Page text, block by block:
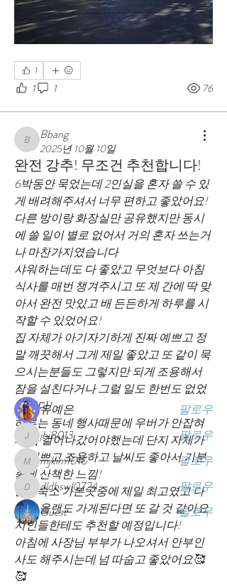
1
1 1 76
Bbang
Bbang
2025년 10월 10일
완전 강추! 무조건 추천합니다!
6박동안 묵었는데 2인실을 혼자 쓸 수 있
게 배려해주셔서 너무 편하고 좋았어요!
다른 방이랑 화장실만 공유했지만 동시
에 쓸 일이 별로 없어서 거의 혼자 쓰는거
나 마찬가지였습니다
샤워하는데도 다 좋았고 무엇보다 아침
식사를 매번 챙겨주시고 또 제 간에 딱 맞
아서 완전 맛있고 배 든든하게 하루를 시
작할 수 있었어요!
집 자체가 아기자기하게 진짜 예쁘고 정
말 깨끗해서 그게 제일 좋았고 또 같이 묵
으시는분들도 그렇지만 되게 조용해서
잠을 설친다거나 그럴 일도 한번도 없었
습니다!
하루는 동네 행사때문에 우버가 안잡혀
서 좀 걸어나갔어야했는데 단지 자체가
넘 예쁘고 조용하고 날씨도 좋아서 기분
좋게 산책한 느낌!
한인숙소 가본곳중에 제일 최고였고 다
음에 올랜도 가게된다면 또 갈 것 같아요
지인들한테도 추천할 예정입니다!
아침에 사장님 부부가 나오셔서 안부인
사도 해주시는데 넘 따숩고 좋았어요🥰
🥰
소개
올리브하우스에서의 경험을 다른분들과
공유해 주세요.
명
유예은 팔로우
jbj8013jbj8013 팔로우
mjkim1010
mjkim1010 팔로우
dldbswl0724
dldbswl0724
팔로우
Guest
팔로우
전체 회원 보기(65명)